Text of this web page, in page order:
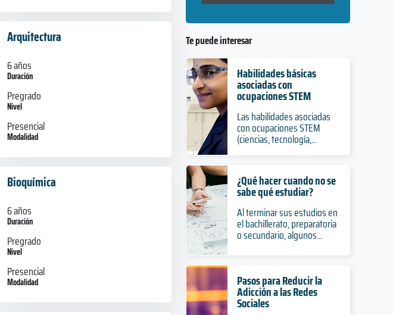
Arquitectura
6 años
Duración
Pregrado
Nivel
Presencial
Modalidad
Bioquímica
6 años
Duración
Pregrado
Nivel
Presencial
Modalidad
Te puede interesar
Habilidades básicas
asociadas con
ocupaciones STEM
Las habilidades asociadas
con ocupaciones STEM
(ciencias, tecnología,...
¿Qué hacer cuando no se
sabe qué estudiar?
Al terminar sus estudios en
el bachillerato, preparatoria
o secundario, algunos...
Pasos para Reducir la
Adicción a las Redes
Sociales